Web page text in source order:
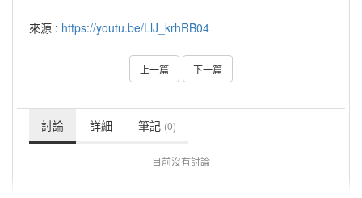
來源 : https://youtu.be/LlJ_krhRB04
上一篇 下一篇
討論 詳細 筆記 (0)
目前沒有討論